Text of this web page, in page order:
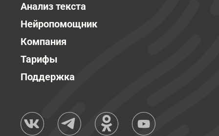
Анализ текста
Нейропомощник
Компания
Тарифы
Поддержка